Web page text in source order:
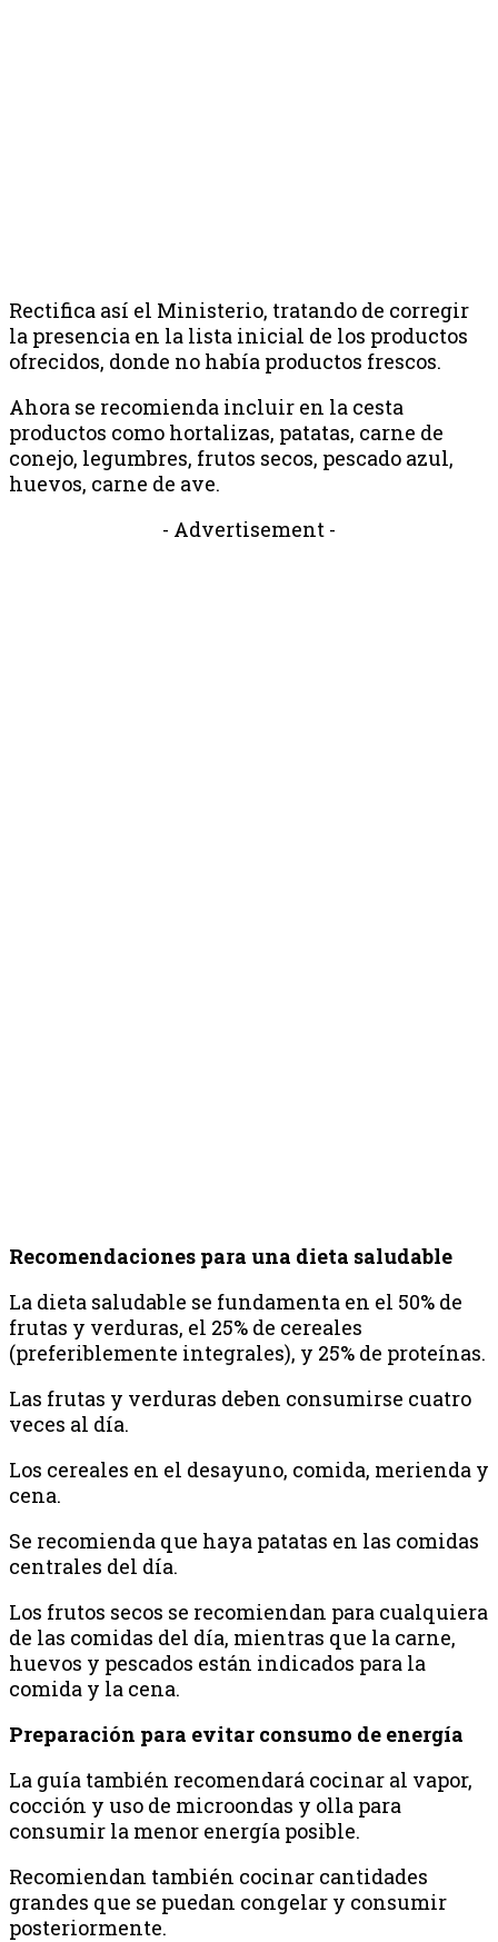
Rectifica así el Ministerio, tratando de corregir
la presencia en la lista inicial de los productos
ofrecidos, donde no había productos frescos.
Ahora se recomienda incluir en la cesta
productos como hortalizas, patatas, carne de
conejo, legumbres, frutos secos, pescado azul,
huevos, carne de ave.
- Advertisement -
Recomendaciones para una dieta saludable
La dieta saludable se fundamenta en el 50% de
frutas y verduras, el 25% de cereales
(preferiblemente integrales), y 25% de proteínas.
Las frutas y verduras deben consumirse cuatro
veces al día.
Los cereales en el desayuno, comida, merienda y
cena.
Se recomienda que haya patatas en las comidas
centrales del día.
Los frutos secos se recomiendan para cualquiera
de las comidas del día, mientras que la carne,
huevos y pescados están indicados para la
comida y la cena.
Preparación para evitar consumo de energía
La guía también recomendará cocinar al vapor,
cocción y uso de microondas y olla para
consumir la menor energía posible.
Recomiendan también cocinar cantidades
grandes que se puedan congelar y consumir
posteriormente.